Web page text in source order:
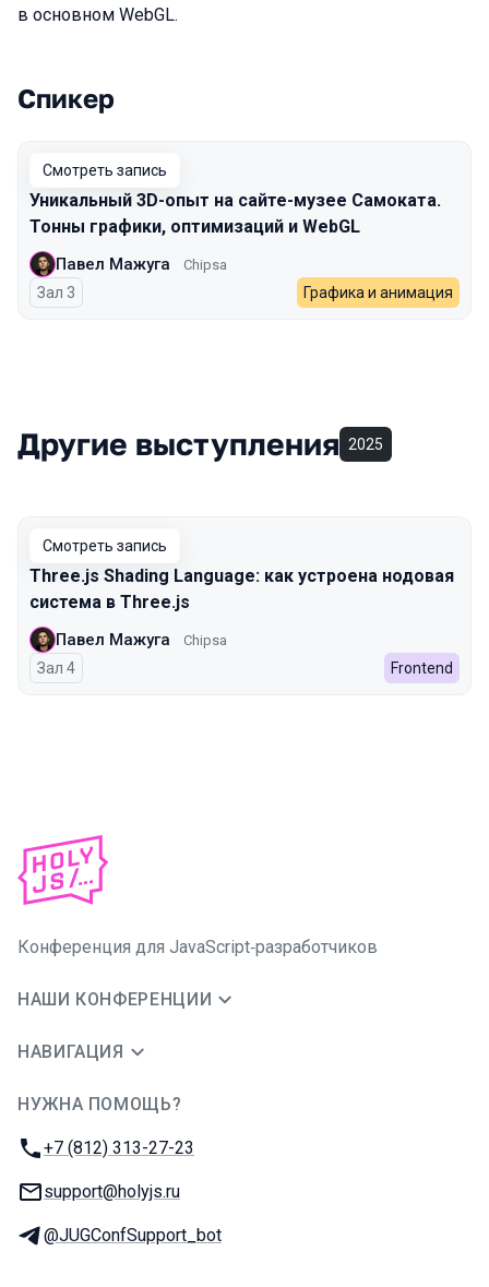
в основном WebGL.
Выступления в сезоне 2024 Spring
Спикер
Смотреть запись
Уникальный 3D-опыт на сайте-музее Самоката.
Тонны графики, оптимизаций и WebGL
Павел Мажуга Chipsa
Зал 3 Графика и анимация
Другие выступления 2025
Смотреть запись
Three.js Shading Language: как устроена нодовая
система в Three.js
Павел Мажуга Chipsa
Зал 4 Frontend
Конференция для JavaScript‑разработчиков
НАШИ КОНФЕРЕНЦИИ
НАВИГАЦИЯ
НУЖНА ПОМОЩЬ?
Телефон:
+7 (812) 313-27-23
E-mail:
support@holyjs.ru
Телеграм:
@JUGConfSupport_bot